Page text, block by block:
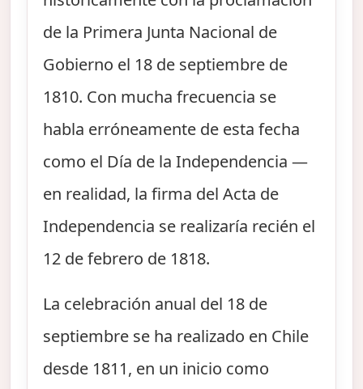
de la Primera Junta Nacional de
Gobierno el 18 de septiembre de
1810. Con mucha frecuencia se
habla erróneamente de esta fecha
como el Día de la Independencia —
en realidad, la firma del Acta de
Independencia se realizaría recién el
12 de febrero de 1818.
La celebración anual del 18 de
septiembre se ha realizado en Chile
desde 1811, en un inicio como